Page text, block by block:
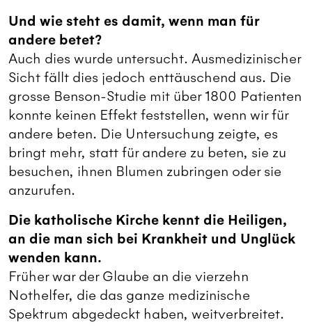
Und wie steht es damit, wenn man für
andere betet?
Auch dies wurde untersucht. Ausmedizinischer
Sicht fällt dies jedoch enttäuschend aus. Die
grosse Benson-Studie mit über 1800 Patienten
konnte keinen Effekt feststellen, wenn wir für
andere beten. Die Untersuchung zeigte, es
bringt mehr, statt für andere zu beten, sie zu
besuchen, ihnen Blumen zubringen oder sie
anzurufen.
Die katholische Kirche kennt die Heiligen,
an die man sich bei Krankheit und Unglück
wenden kann.
Früher war der Glaube an die vierzehn
Nothelfer, die das ganze medizinische
Spektrum abgedeckt haben, weitverbreitet.